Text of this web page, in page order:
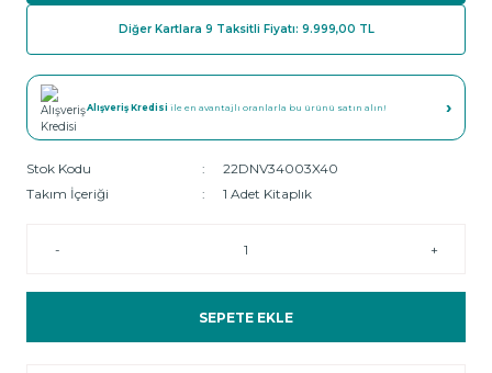
Diğer Kartlara 9 Taksitli Fiyatı: 9.999,00 TL
Alışveriş Kredisi ile en avantajlı oranlarla bu ürünü satın alın! ›
Stok Kodu
22DNV34003X40
Takım İçeriği
1 Adet Kitaplık
- +
SEPETE EKLE